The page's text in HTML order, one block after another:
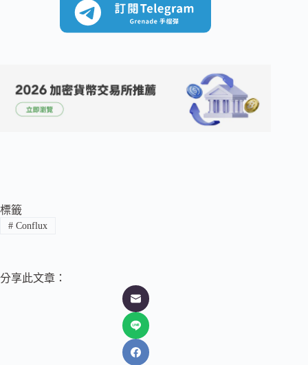
標籤
#Conflux
分享此文章：